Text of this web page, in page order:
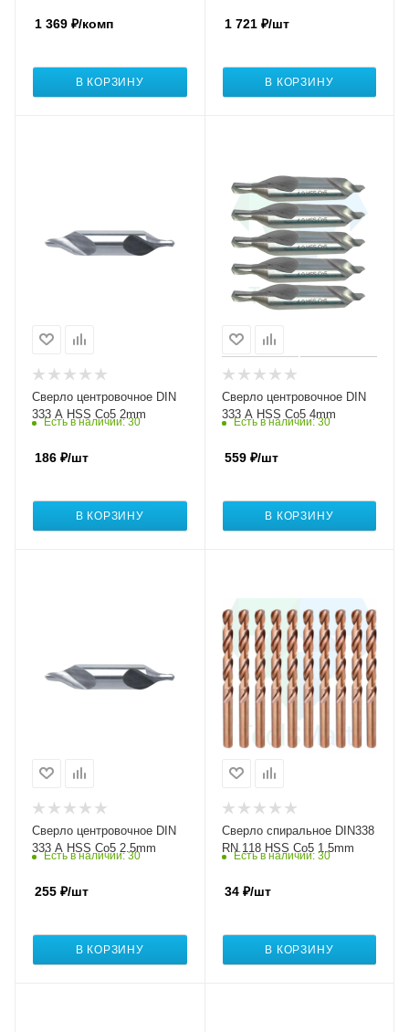
1 369 ₽/комп
В КОРЗИНУ
1 721₽/шт
В КОРЗИНУ
Сверло центровочное DIN
333 A HSS Co5 2mm
Есть в наличии: 30
186 ₽/шт
В КОРЗИНУ
Сверло центровочное DIN
333 A HSS Co5 4mm
Есть в наличии: 30
559₽/шт
В КОРЗИНУ
Сверло центровочное DIN
333 A HSS Co5 2.5mm
Есть в наличии: 30
255 ₽/шт
В КОРЗИНУ
Сверло спиральное DIN338
RN 118 HSS Co5 1.5mm
Есть в наличии: 30
34₽/шт
В КОРЗИНУ